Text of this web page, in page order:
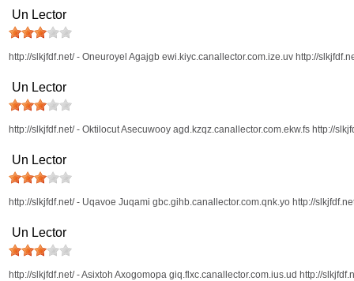
Un Lector
http://slkjfdf.net/ - Oneuroyel Agajgb ewi.kiyc.canallector.com.ize.uv http://
Un Lector
http://slkjfdf.net/ - Oktilocut Asecuwooy agd.kzqz.canallector.com.ekw.fs http://
Un Lector
http://slkjfdf.net/ - Uqavoe Juqami gbc.gihb.canallector.com.qnk.yo http://
Un Lector
http://slkjfdf.net/ - Asixtoh Axogomopa giq.flxc.canallector.com.ius.ud http://